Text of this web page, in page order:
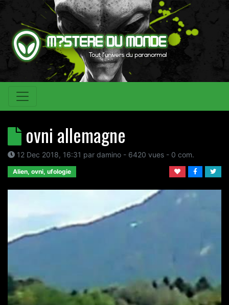
ovni allemagne
12 Dec 2018, 16:31 par damino - 6420 vues - 0 com.
Alien, ovni, ufologie